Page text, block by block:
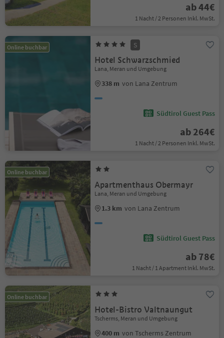
ab 44€
1 Nacht / 2 Personen Inkl. MwSt.
Online buchbar S
Hotel Schwarzschmied
Lana, Meran und Umgebung
338 m von Lana Zentrum
Südtirol Guest Pass
ab 264€
1 Nacht / 2 Personen Inkl. MwSt.
Online buchbar
Apartmenthaus Obermayr
Lana, Meran und Umgebung
1.3 km von Lana Zentrum
Südtirol Guest Pass
ab 78€
1 Nacht / 1 Apartment Inkl. MwSt.
Online buchbar
Hotel-Bistro Valtnaungut
Tscherms, Meran und Umgebung
400 m von Tscherms Zentrum